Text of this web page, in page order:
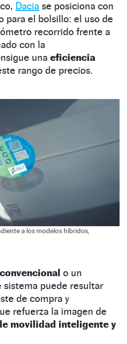
Dacia se posiciona con
para el bolsillo: el uso de
recorrido frente a
con la
una eficiencia
rango de precios.
a los modelos híbridos,
o un
sistema puede resultar
de compra y
refuerza la imagen de
movilidad inteligente y